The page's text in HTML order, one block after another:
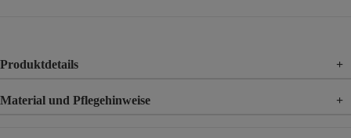
Produktdetails +
Material und Pflegehinweise +